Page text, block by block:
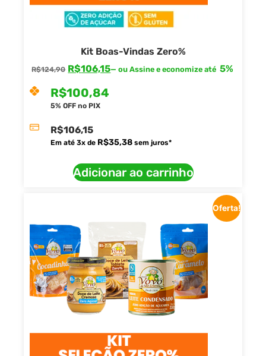
Kit Boas-Vindas Zero%
R$124,90 R$106,15— ou Assine e economize até 5%
R$100,84
5% OFF no PIX
R$106,15
Em até 3x de R$35,38 sem juros*
Adicionar ao carrinho
Oferta!